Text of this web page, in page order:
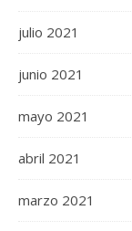
julio 2021
junio 2021
mayo 2021
abril 2021
marzo 2021